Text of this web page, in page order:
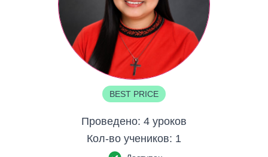
BEST PRICE
Проведено: 4 уроков
Кол-во учеников: 1